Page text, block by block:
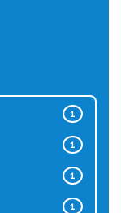
1
1
1
1